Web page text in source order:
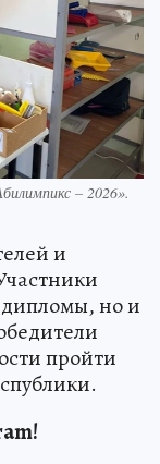
– 2026».
и
дипломы, но и
пройти